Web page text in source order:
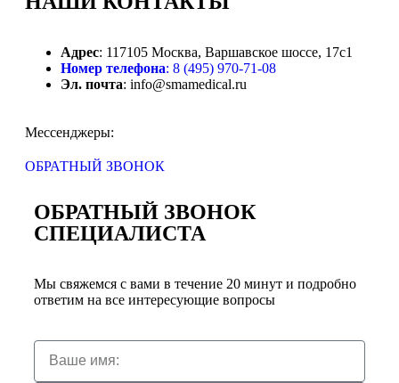
Адрес: 117105 Москва, Варшавское шоссе, 17с1
Номер телефона: 8 (495) 970-71-08
Эл. почта: info@smamedical.ru
Мессенджеры:
ОБРАТНЫЙ ЗВОНОК
ОБРАТНЫЙ ЗВОНОК
СПЕЦИАЛИСТА
Мы свяжемся с вами в течение 20 минут и подробно
ответим на все интересующие вопросы